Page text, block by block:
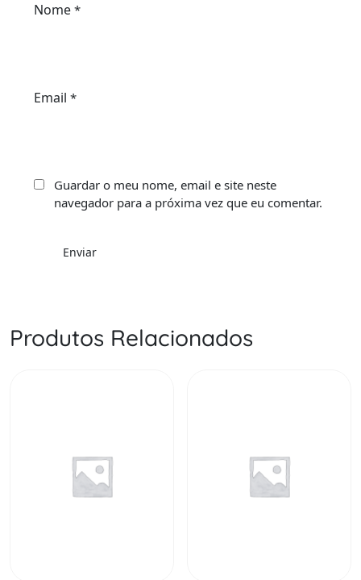
Nome *
Email *
Guardar o meu nome, email e site neste
navegador para a próxima vez que eu comentar.
Produtos Relacionados